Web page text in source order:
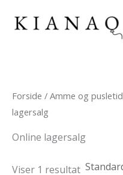
Forside / Amme og pusletid
lagersalg
Online lagersalg
Viser 1 resultat